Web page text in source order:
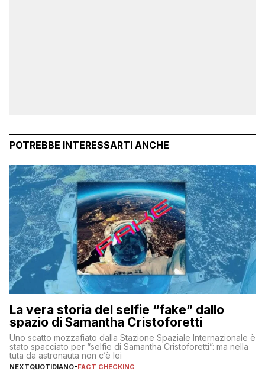
POTREBBE INTERESSARTI ANCHE
La vera storia del selfie “fake” dallo
spazio di Samantha Cristoforetti
Uno scatto mozzafiato dalla Stazione Spaziale Internazionale è
stato spacciato per “selfie di Samantha Cristoforetti”: ma nella
tuta da astronauta non c’è lei
NEXTQUOTIDIANO-FACT CHECKING